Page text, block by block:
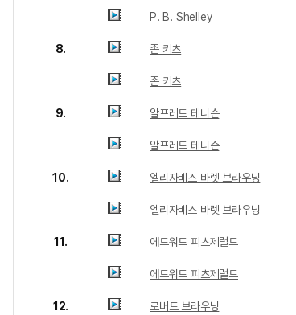
P. B. Shelley
8. 존 키츠
존 키츠
9. 알프레드 테니슨
알프레드 테니슨
10. 엘리자베스 바렛 브라우닝
엘리자베스 바렛 브라우닝
11. 에드워드 피츠제럴드
에드워드 피츠제럴드
12. 로버트 브라우닝